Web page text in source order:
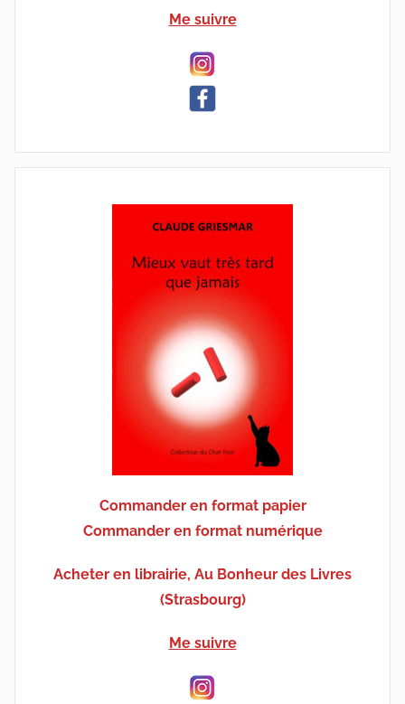
Me suivre
Commander en format papier
Commander en format numérique
Acheter en librairie, Au Bonheur des Livres
(Strasbourg)
Me suivre